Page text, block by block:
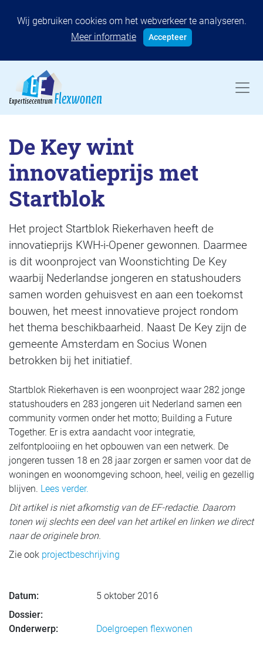
Wij gebruiken cookies om het webverkeer te analyseren.
Meer informatie
Accepteer
De Key wint
innovatieprijs met
Startblok
Het project Startblok Riekerhaven heeft de
innovatieprijs KWH-i-Opener gewonnen. Daarmee
is dit woonproject van Woonstichting De Key
waarbij Nederlandse jongeren en statushouders
samen worden gehuisvest en aan een toekomst
bouwen, het meest innovatieve project rondom
het thema beschikbaarheid. Naast De Key zijn de
gemeente Amsterdam en Socius Wonen
betrokken bij het initiatief.
Startblok Riekerhaven is een woonproject waar 282 jonge
statushouders en 283 jongeren uit Nederland samen een
community vormen onder het motto; Building a Future
Together. Er is extra aandacht voor integratie,
zelfontplooiing en het opbouwen van een netwerk. De
jongeren tussen 18 en 28 jaar zorgen er samen voor dat de
woningen en woonomgeving schoon, heel, veilig en gezellig
blijven. Lees verder.
Dit artikel is niet afkomstig van de EF-redactie. Daarom
tonen wij slechts een deel van het artikel en linken we direct
naar de originele bron.
Zie ook projectbeschrijving
Datum:
5 oktober 2016
Dossier:
Onderwerp:
Doelgroepen flexwonen